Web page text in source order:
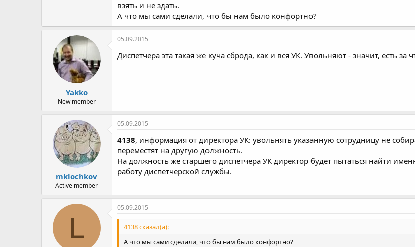
взять и не здать.
А что мы сами сделали, что бы нам было конфортно?
Yakko
New member
05.09.2015
Диспетчера эта такая же куча сброда, как и вся УК. Увольняют - значит, есть за
mklochkov
Active member
05.09.2015
4138, информация от директора УК: увольнять указанную сотрудницу не
переместят на другую должность.
На должность же старшего диспетчера УК директор будет пытаться найти
работу диспетчерской службы.
L
05.09.2015
4138 сказал(а):
А что мы сами сделали, что бы нам было конфортно?